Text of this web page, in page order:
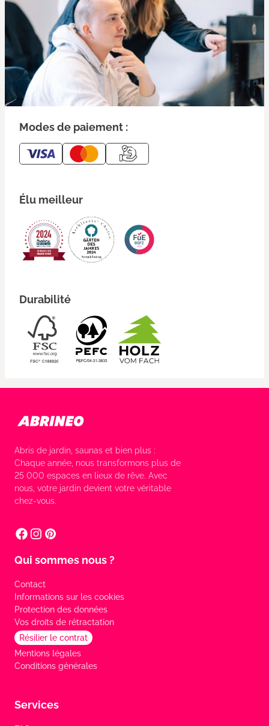
Modes de paiement :
Élu meilleur
Durabilité
Abris de jardin, saunas et bien plus :
Chaque année, nous transformons plus de
25 000 espaces en lieux de rêve. Avec
nous, votre jardin devient votre véritable
chez-vous.
Qui sommes nous ?
Contact
Informations sur les cookies
Protection des données
Vos droits de rétractation
Résilier le contrat
Mentions légales
Conditions générales
Services